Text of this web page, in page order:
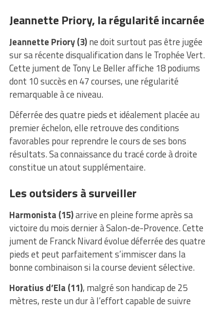
Jeannette Priory, la régularité incarnée
Jeannette Priory (3)ne doit surtout pas être jugée
sur sa récente disqualification dans le Trophée Vert.
Cette jument de Tony Le Beller affiche 18 podiums
dont 10 succès en 47 courses, une régularité
remarquable à ce niveau.
Déferrée des quatre pieds et idéalement placée au
premier échelon, elle retrouve des conditions
favorables pour reprendre le cours de ses bons
résultats. Sa connaissance du tracé corde à droite
constitue un atout supplémentaire.
Les outsiders à surveiller
Harmonista (15)arrive en pleine forme après sa
victoire du mois dernier à Salon-de-Provence. Cette
jument de Franck Nivard évolue déferrée des quatre
pieds et peut parfaitement s’immiscer dans la
bonne combinaison si la course devient sélective.
Horatius d’Ela (11), malgré son handicap de 25
mètres, reste un dur à l’effort capable de suivre